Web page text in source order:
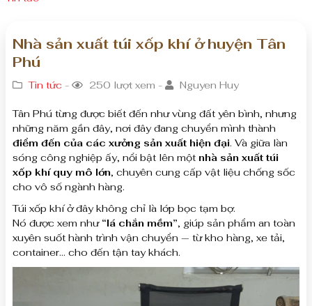
Nhà sản xuất túi xốp khí ở huyện Tân
Phú
Tin tức - 250 lượt xem - Nguyen Huy
Tân Phú từng được biết đến như vùng đất yên bình, nhưng
những năm gần đây, nơi đây đang chuyển mình thành
điểm đến của các xưởng sản xuất hiện đại. Và giữa làn
sóng công nghiệp ấy, nổi bật lên một nhà sản xuất túi
xốp khí quy mô lớn, chuyên cung cấp vật liệu chống sốc
cho vô số ngành hàng.
Túi xốp khí ở đây không chỉ là lớp bọc tạm bợ.
Nó được xem như “lá chắn mềm”, giúp sản phẩm an toàn
xuyên suốt hành trình vận chuyển — từ kho hàng, xe tải,
container… cho đến tận tay khách.